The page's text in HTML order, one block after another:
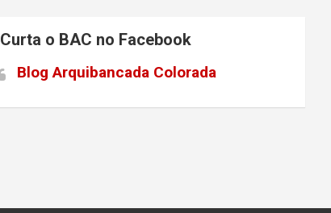
Curta o BAC no Facebook
Blog Arquibancada Colorada